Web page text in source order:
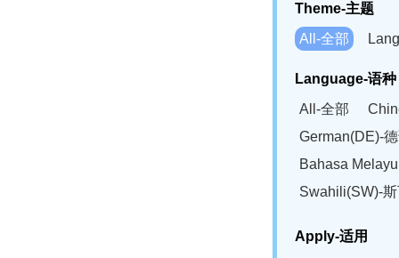
Theme-主题
All-全部
Language-语种
All-全部
German(DE)-
Bahasa
Swahili(SW)-
Apply-适用